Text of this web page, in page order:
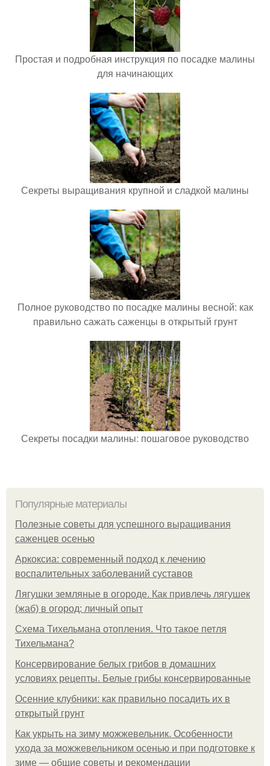
Простая и подробная инструкция по посадке малины
для начинающих
Секреты выращивания крупной и сладкой малины
Полное руководство по посадке малины весной: как
правильно сажать саженцы в открытый грунт
Секреты посадки малины: пошаговое руководство
Популярные материалы
Полезные советы для успешного выращивания
саженцев осенью
Аркоксиа: современный подход к лечению
воспалительных заболеваний суставов
Лягушки земляные в огороде. Как привлечь лягушек
(жаб) в огород: личный опыт
Схема Тихельмана отопления. Что такое петля
Тихельмана?
Консервирование белых грибов в домашних
условиях рецепты. Белые грибы консервированные
Осенние клубники: как правильно посадить их в
открытый грунт
Как укрыть на зиму можжевельник. Особенности
ухода за можжевельником осенью и при подготовке к
зиме — общие советы и рекомендации